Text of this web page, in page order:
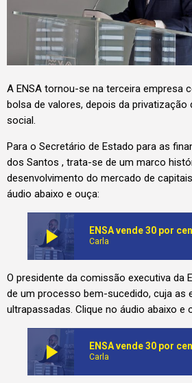
A ENSA tornou-se na terceira empresa
bolsa de valores, depois da privatização
social.
Para o Secretário de Estado para as
dos Santos , trata-se de um marco
desenvolvimento do mercado de
áudio abaixo e ouça:
play_arrow Carla
O presidente da comissão executiva da
de um processo bem-sucedido, cuja as
ultrapassadas. Clique no áudio abaixo e
play_arrow Carla